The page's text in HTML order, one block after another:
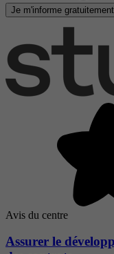
Je m'informe gratuitement
Avis du centre
Assurer le